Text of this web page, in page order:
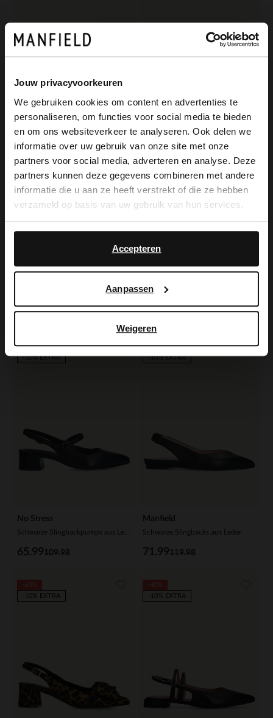
Jouw privacyvoorkeuren
We gebruiken cookies om content en advertenties te
personaliseren, om functies voor social media te bieden
en om ons websiteverkeer te analyseren. Ook delen we
informatie over uw gebruik van onze site met onze
partners voor social media, adverteren en analyse. Deze
partners kunnen deze gegevens combineren met andere
informatie die u aan ze heeft verstrekt of die ze hebben
verzameld op basis van uw gebruik van hun services.
Accepteren
Aanpassen
Weigeren
Manfield
Schwarze Slingbacks aus Veloursleder Weiße Slingbacks aus Leder
Schwarze Slingbackpumps aus Leder
119.98
71.99
-40%
-10% EXTRA
119.98
71.99
-10% EXTRA
No Stress
109.98
65.99
-40%
-10% EXTRA
Manfield
Schwarze Slingbacks aus Leder
119.98
71.99
-40%
-10% EXTRA
-10% EXTRA
-10% EXTRA
×
View this website in English?
It looks like your language isn't Dutch. Would
you like to switch to English?
English